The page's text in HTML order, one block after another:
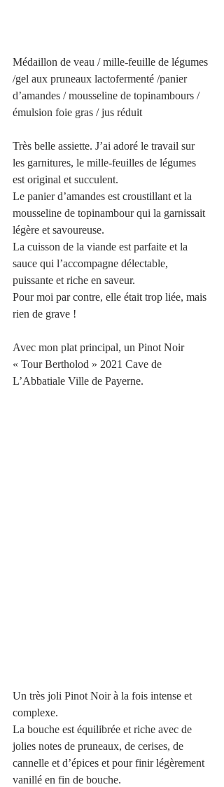
Médaillon de veau / mille-feuille de légumes
/gel aux pruneaux lactofermenté /panier
d’amandes / mousseline de topinambours /
émulsion foie gras / jus réduit
Très belle assiette. J’ai adoré le travail sur
les garnitures, le mille-feuilles de légumes
est original et succulent.
Le panier d’amandes est croustillant et la
mousseline de topinambour qui la garnissait
légère et savoureuse.
La cuisson de la viande est parfaite et la
sauce qui l’accompagne délectable,
puissante et riche en saveur.
Pour moi par contre, elle était trop liée, mais
rien de grave !
Avec mon plat principal, un Pinot Noir
« Tour Bertholod » 2021 Cave de
L’Abbatiale Ville de Payerne.
Un très joli Pinot Noir à la fois intense et
complexe.
La bouche est équilibrée et riche avec de
jolies notes de pruneaux, de cerises, de
cannelle et d’épices et pour finir légèrement
vanillé en fin de bouche.